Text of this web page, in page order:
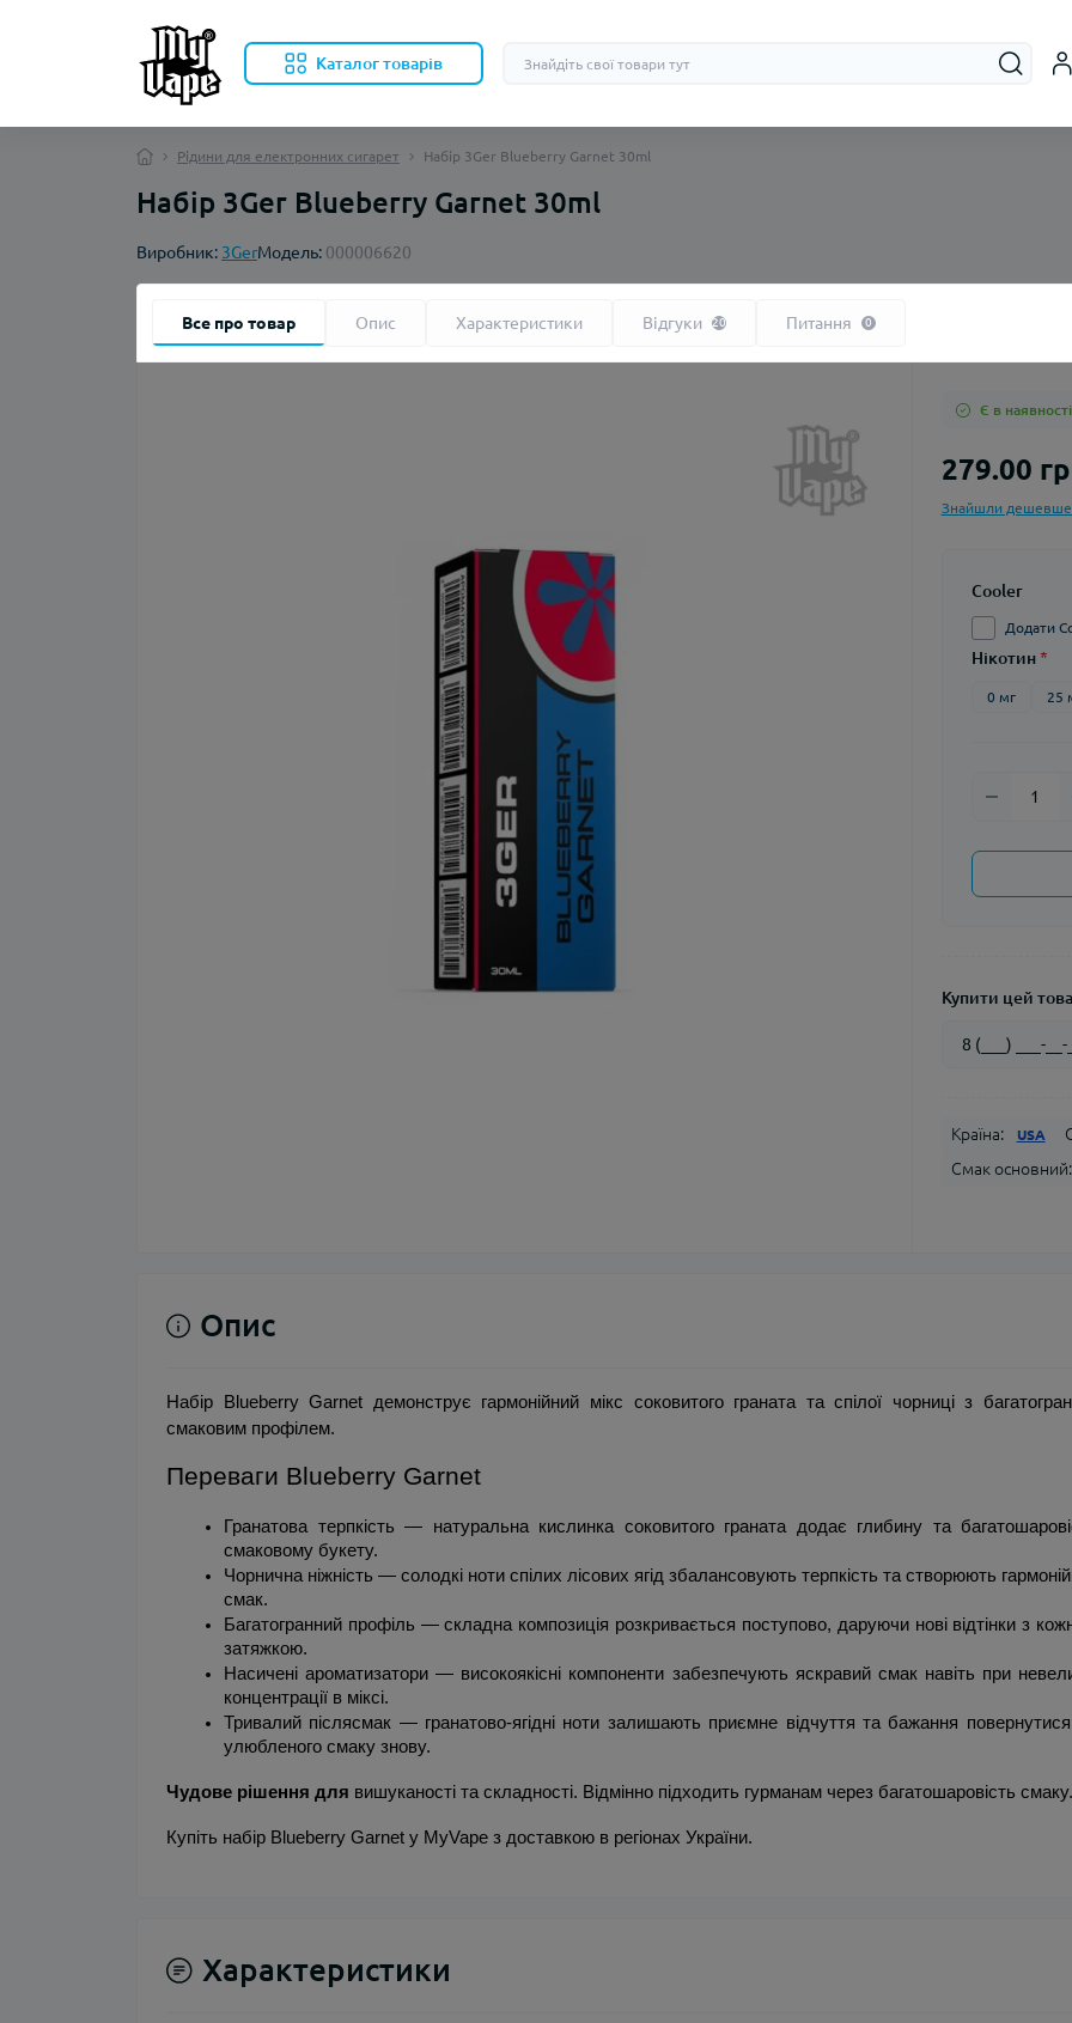
Каталог товарів
Рідини для електронних сигарет Набір 3Ger Blueberry Garnet 30ml
Набір 3Ger Blueberry Garnet 30ml
Виробник: 3GerМодель: 000006620
Все про товар Опис Характеристики Відгуки 20 Питання 0
Є в наявності
279.00
Знайшли
Cooler
Додати
Нікотин*
0 мг 25
Купити цей
Країна: USA
Смак основний:
Опис
Набір Blueberry Garnet демонструє гармонійний мікс соковитого граната та спілої чорниці з
смаковим профілем.
Переваги Blueberry Garnet
Гранатова терпкість — натуральна кислинка соковитого граната додає глибину та
смаковому букету.
Чорнична ніжність — солодкі ноти спілих лісових ягід збалансовують терпкість та створюють
смак.
Багатогранний профіль — складна композиція розкривається поступово, даруючи нові відтінки з
затяжкою.
Насичені ароматизатори — високоякісні компоненти забезпечують яскравий смак навіть при
концентрації в міксі.
Тривалий післясмак — гранатово-ягідні ноти залишають приємне відчуття та бажання
улюбленого смаку знову.
Чудове рішення для вишуканості та складності. Відмінно підходить гурманам через багатошаровість смаку.
Купіть набір Blueberry Garnet у MyVape з доставкою в регіонах України.
Характеристики